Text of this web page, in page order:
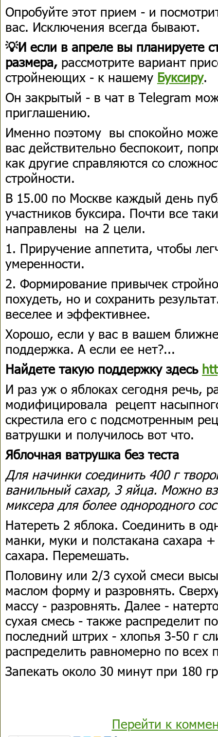
Опробуйте этот прием - и
вас. Исключения всегда бывают.
💡И если в апреле вы планируете
размера, рассмотрите вариант
стройнеющих - к нашему Буксиру.
Он закрытый - в чат в Telegram
приглашению.
Именно поэтому вы спокойно
вас действительно беспокоит,
как другие справляются со
стройности.
В 15.00 по Москве каждый день
участников буксира. Почти все
направлены на 2 цели.
1. Приручение аппетита, чтобы
умеренности.
2. Формирование привычек
похудеть, но и сохранить
веселее и эффективнее.
Хорошо, если у вас в вашем
поддержка. А если ее нет?...
Найдете такую поддержку здесь
И раз уж о яблоках сегодня речь,
модифицировала рецепт
скрестила его с подсмотренным
ватрушки и получилось вот что.
Яблочная ватрушка без теста
Для начинки соединить 400 г
ванильный сахар, 3 яйца. Можно
миксера для более однородного
Натереть 2 яблока. Соединить в
манки, муки и полстакана сахара
сахара. Перемешать.
Половину или 2/3 сухой смеси
маслом форму и разровнять.
массу - разровнять. Далее -
сухая смесь - также распределит
последний штрих - хлопья 3-50 г
распределить равномерно по всех
Запекать около 30 минут при 180
Перейти к